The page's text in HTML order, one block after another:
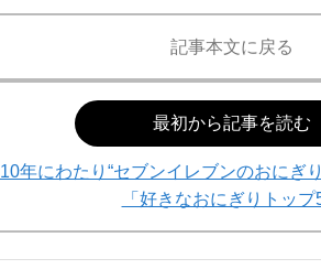
記事本文に戻る
最初から記事を読む
年にわたり“セブンイレブンのおにぎ
「好きなおにぎりトップ5